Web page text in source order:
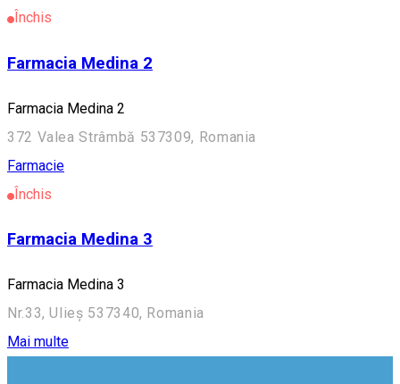
Închis
Farmacia Medina 2
Farmacia Medina 2
372 Valea Strâmbă 537309, Romania
Farmacie
Închis
Farmacia Medina 3
Farmacia Medina 3
Nr.33, Ulieș 537340, Romania
Mai multe